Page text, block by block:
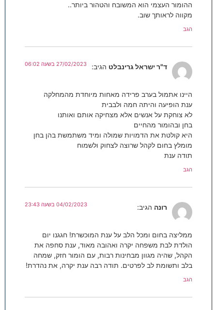
ההומור העצמי הוא המשובח והטהור ביותר..
מקווה לראותך שוב.
הגב
ד"ר ישראל גרינבלט הגיב: 27/02/2023 בשעה 06:02
היינו אתמול בערב פרידה מאחות מיוחדת מהמחלקה
ענת הופיעה והיתה חמה ולבבית
לא צוחקת על אנשים אלא מצחיקה אותם ואותנו
בחן ובהומור מהחיים
היא קולטת את הדמויות שמולה ומיד משתמשת בהן בחן
מומלץ בחום לקהל שרוצה לצחוק ולשמוח
תודה ענת
הגב
רונה הגיב: 04/02/2023 בשעה 23:43
ממליצה בחום ומכל הלב על ענת המוכשרת! חגגנו יום
הולדת לבת משפחה יקרה ואהובה מאוד, ענת סחפה את
הקהל, שהיה מגוון מבחינות רבות, עם הומור חזק, שמחה
בלב ותשומת לב לפרטים. תודה רבה ענת יקרה, את נהדרת!
הגב